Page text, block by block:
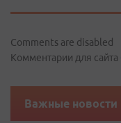
Comments are disabled
Комментарии для сайта
Важные новости